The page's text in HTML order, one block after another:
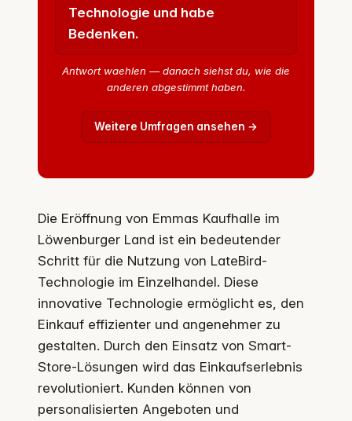
Technologie und habe
Bedenken.
Antwort waehlen — danach siehst du, wie die
anderen abgestimmt haben.
Weitere Umfragen ansehen →
Die Eröffnung von Emmas Kaufhalle im
Löwenburger Land ist ein bedeutender
Schritt für die Nutzung von LateBird-
Technologie im Einzelhandel. Diese
innovative Technologie ermöglicht es, den
Einkauf effizienter und angenehmer zu
gestalten. Durch den Einsatz von Smart-
Store-Lösungen wird das Einkaufserlebnis
revolutioniert. Kunden können von
personalisierten Angeboten und